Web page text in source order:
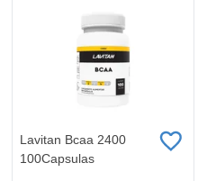
Lavitan Bcaa 2400
100Capsulas